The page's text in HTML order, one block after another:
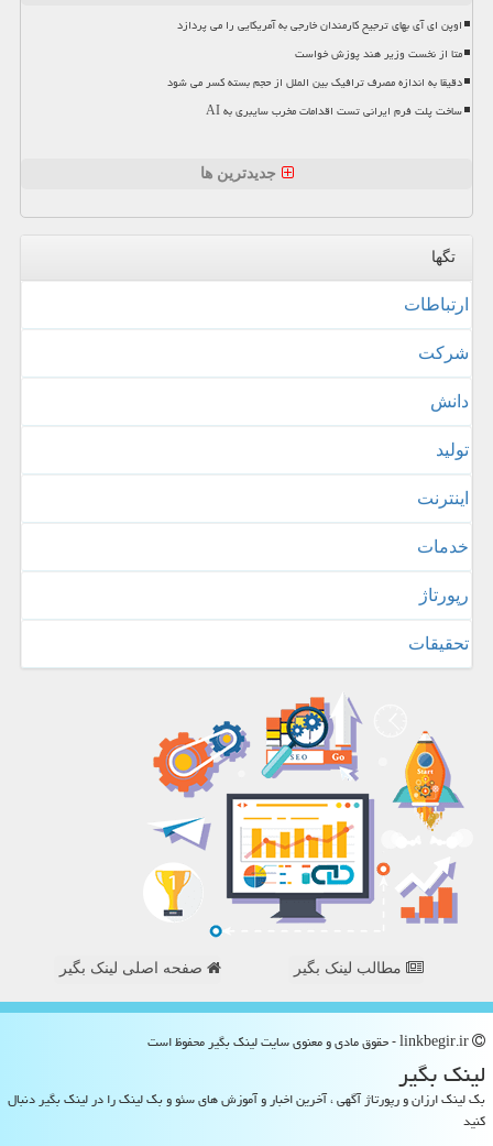
اوپن ای آی بهای ترجیح کارمندان خارجی به آمریکایی را می پردازد
متا از نخست وزیر هند پوزش خواست
دقیقا به اندازه مصرف ترافیک بین الملل از حجم بسته کسر می شود
ساخت پلت فرم ایرانی تست اقدامات مخرب سایبری به AI
جدیدترین ها
تگها
ارتباطات
شركت
دانش
تولید
اینترنت
خدمات
رپورتاژ
تحقیقات
مطالب لینک بگیر صفحه اصلی لینک بگیر
لینك بگیر
بک لینک ارزان و رپورتاژ آگهی ، آخرین اخبار و آموزش های سئو و بک لینک را در لینک بگیر دنبال
کنید